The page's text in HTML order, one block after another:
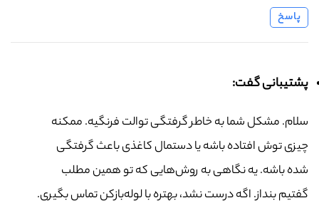
پاسخ
پشتیبانی گفت:
سلام. مشکل شما به خاطر گرفتگی توالت فرنگیه. ممکنه
چیزی توش افتاده باشه یا دستمال کاغذی باعث گرفتگی
شده باشه. یه نگاهی به روش‌هایی که تو همین مطلب
گفتیم بنداز. اگه درست نشد، بهتره با لوله‌بازکن تماس بگیری.